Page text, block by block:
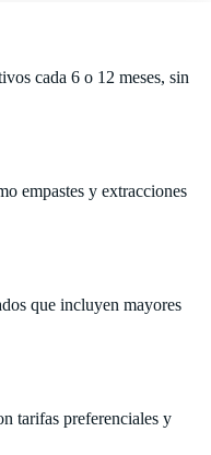
cada 6 o 12 meses, sin
empastes y extracciones
que incluyen mayores
tarifas preferenciales y